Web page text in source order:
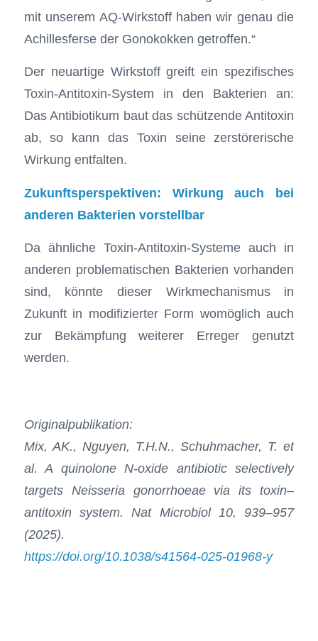
mit unserem AQ-Wirkstoff haben wir genau die
Achillesferse der Gonokokken getroffen.“
Der neuartige Wirkstoff greift ein spezifisches
Toxin-Antitoxin-System in den Bakterien an:
Das Antibiotikum baut das schützende Antitoxin
ab, so kann das Toxin seine zerstörerische
Wirkung entfalten.
Zukunftsperspektiven: Wirkung auch bei
anderen Bakterien vorstellbar
Da ähnliche Toxin-Antitoxin-Systeme auch in
anderen problematischen Bakterien vorhanden
sind, könnte dieser Wirkmechanismus in
Zukunft in modifizierter Form womöglich auch
zur Bekämpfung weiterer Erreger genutzt
werden.
Originalpublikation:
Mix, AK., Nguyen, T.H.N., Schuhmacher, T. et
al. A quinolone N-oxide antibiotic selectively
targets Neisseria gonorrhoeae via its toxin–
antitoxin system. Nat Microbiol 10, 939–957
(2025).
https://doi.org/10.1038/s41564-025-01968-y